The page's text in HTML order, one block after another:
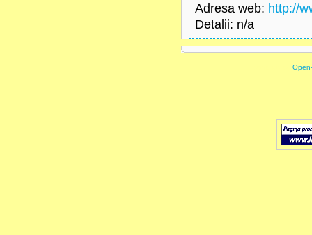
Adresa web: http://
Detalii: n/a